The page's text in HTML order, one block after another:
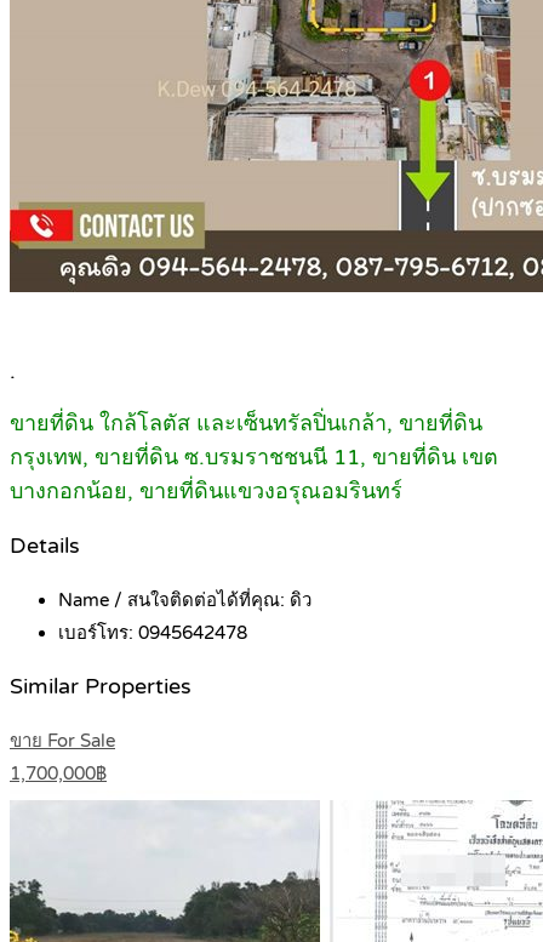
.
ขายที่ดิน ใกล้โลตัส และเซ็นทรัลปิ่นเกล้า, ขายที่ดิน
กรุงเทพ, ขายที่ดิน ซ.บรมราชชนนี 11, ขายที่ดิน เขต
บางกอกน้อย, ขายที่ดินแขวงอรุณอมรินทร์
Details
Name / สนใจติดต่อได้ที่คุณ: ดิว
เบอร์โทร: 0945642478
Similar Properties
ขาย For Sale
1,700,000฿